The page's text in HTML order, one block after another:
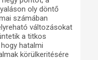
oly döntő
számában
változásokat
a titkos
hatalmi
körülkeritésére